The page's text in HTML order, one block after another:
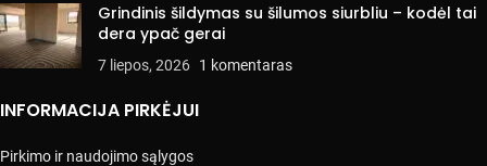
Grindinis šildymas su šilumos siurbliu – kodėl tai
dera ypač gerai
7 liepos, 2026 1 komentaras
INFORMACIJA PIRKĖJUI
Pirkimo ir naudojimo sąlygos